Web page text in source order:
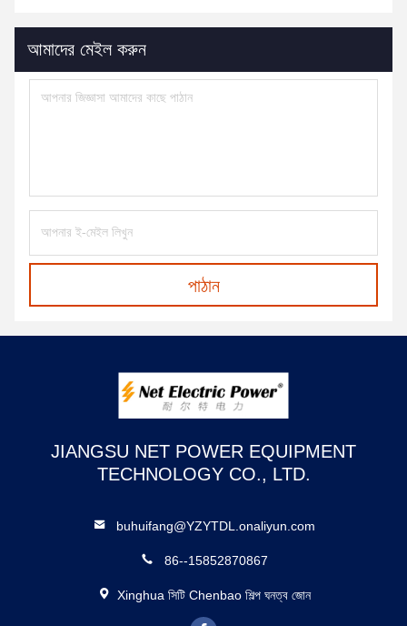
আমাদের মেইল করুন
পাঠান
JIANGSU NET POWER EQUIPMENT
TECHNOLOGY CO., LTD.
buhuifang@YZYTDL.onaliyun.com
86--15852870867
Xinghua সিটি Chenbao শিল্প ঘনত্ব জোন